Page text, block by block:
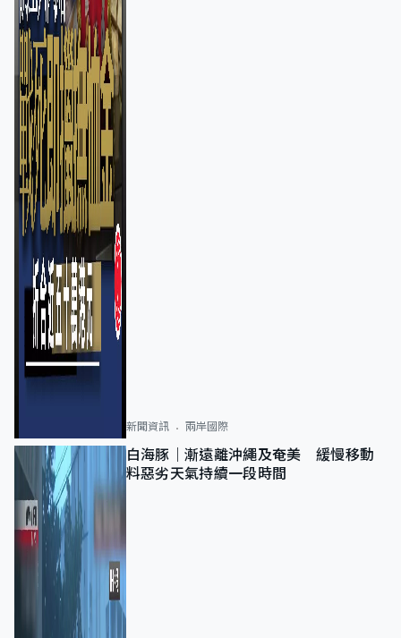
新聞資訊 兩岸國際
白海豚｜漸遠離沖繩及奄美 緩慢移動
料惡劣天氣持續一段時間